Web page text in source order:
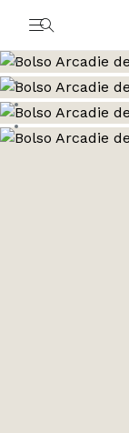
Ver la imagen 1
Ver la imagen 2
Ver la imagen 3
Ver la imagen 4
Ver la imagen 5